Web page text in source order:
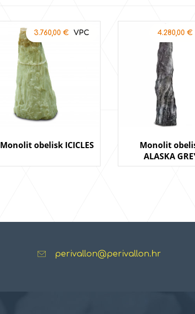
Monolit obelisk ICICLES
3.760,00€
Monolit
ALASKA
4.280,00€
perivallon@perivallon.hr